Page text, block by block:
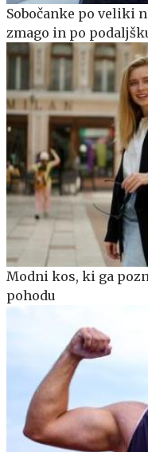
Sobočanke po veliki
zmago in po
Modni kos, ki ga
pohodu